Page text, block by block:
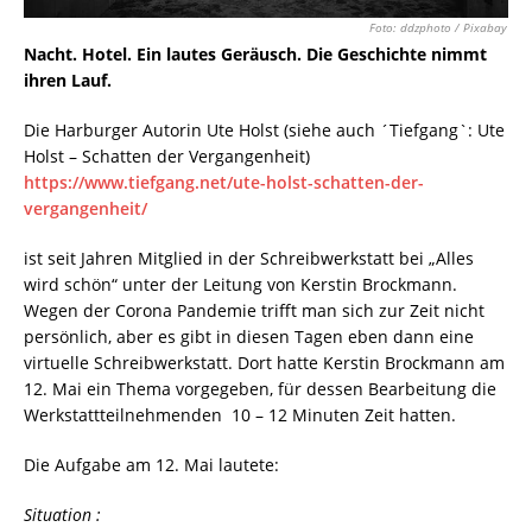
Foto: ddzphoto / Pixabay
Nacht. Hotel. Ein lautes Geräusch. Die Geschichte nimmt
ihren Lauf.
Die Harburger Autorin Ute Holst (siehe auch ´Tiefgang`: Ute
Holst – Schatten der Vergangenheit)
https://www.tiefgang.net/ute-holst-schatten-der-
vergangenheit/
ist seit Jahren Mitglied in der Schreibwerkstatt bei „Alles
wird schön“ unter der Leitung von Kerstin Brockmann.
Wegen der Corona Pandemie trifft man sich zur Zeit nicht
persönlich, aber es gibt in diesen Tagen eben dann eine
virtuelle Schreibwerkstatt. Dort hatte Kerstin Brockmann am
12. Mai ein Thema vorgegeben, für dessen Bearbeitung die
Werkstattteilnehmenden 10 – 12 Minuten Zeit hatten.
Die Aufgabe am 12. Mai lautete:
Situation :